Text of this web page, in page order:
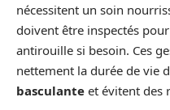
nécessitent un soin
doivent être inspectés
antirouille si besoin. Ces
nettement la durée de vie
basculante et évitent des